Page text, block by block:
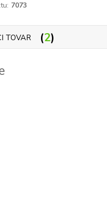
7073
TOVAR 2